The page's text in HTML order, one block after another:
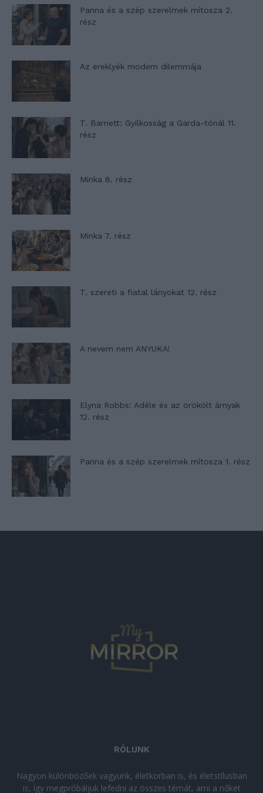
Panna és a szép szerelmek mítosza 2.
rész
Az ereklyék modern dilemmája
T. Barnett: Gyilkosság a Garda-tónál 11.
rész
Minka 8. rész
Minka 7. rész
T. szereti a fiatal lányokat 12. rész
A nevem nem ANYUKA!
Elyna Robbs: Adéle és az örökölt árnyak
12. rész
Panna és a szép szerelmek mítosza 1. rész
RÓLUNK
Nagyon különbözőek vagyunk, életkorban is, és életstílusban
is, így megpróbáljuk lefedni az összes témát, ami a nőket